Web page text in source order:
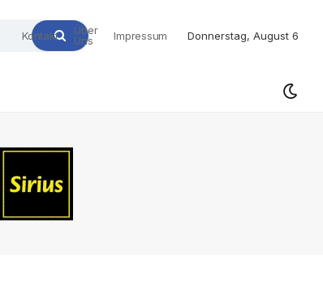
Kontakt
Über
Uns
Impressum Donnerstag, August 6